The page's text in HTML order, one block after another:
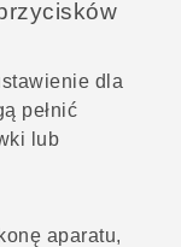
dla
pełnić
lub
aparatu,